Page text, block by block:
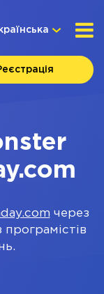
через